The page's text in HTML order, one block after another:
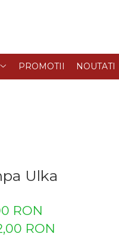
PROMOTII NOUTATI
Ulka
RON
RON